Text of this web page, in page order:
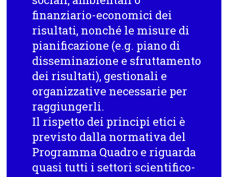
finanziario-economici dei
risultati, nonché le misure di
pianificazione (e.g. piano di
disseminazione e sfruttamento
dei risultati), gestionali e
organizzative necessarie per
raggiungerli.
Il rispetto dei principi etici è
previsto dalla normativa del
Programma Quadro e riguarda
quasi tutti i settori scientifico-